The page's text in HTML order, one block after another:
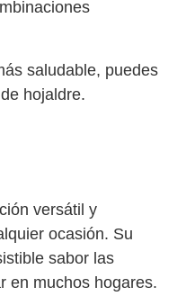
saludable, puedes
hojaldre.
versátil y
ocasión. Su
sabor las
en muchos hogares.